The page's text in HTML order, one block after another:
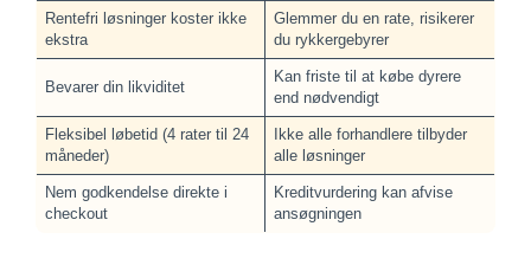
Rentefri løsninger koster ikke
ekstra
Glemmer du en rate, risikerer
du rykkergebyrer
Bevarer din likviditet
Kan friste til at købe dyrere
end nødvendigt
Fleksibel løbetid (4 rater til 24
måneder)
Ikke alle forhandlere tilbyder
alle løsninger
Nem godkendelse direkte i
checkout
Kreditvurdering kan afvise
ansøgningen